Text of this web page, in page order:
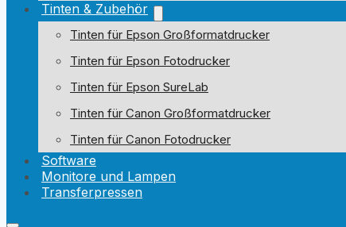
Tinten & Zubehör
Tinten für Epson Großformatdrucker
Tinten für Epson Fotodrucker
Tinten für Epson SureLab
Tinten für Canon Großformatdrucker
Tinten für Canon Fotodrucker
Software
Monitore und Lampen
Transferpressen